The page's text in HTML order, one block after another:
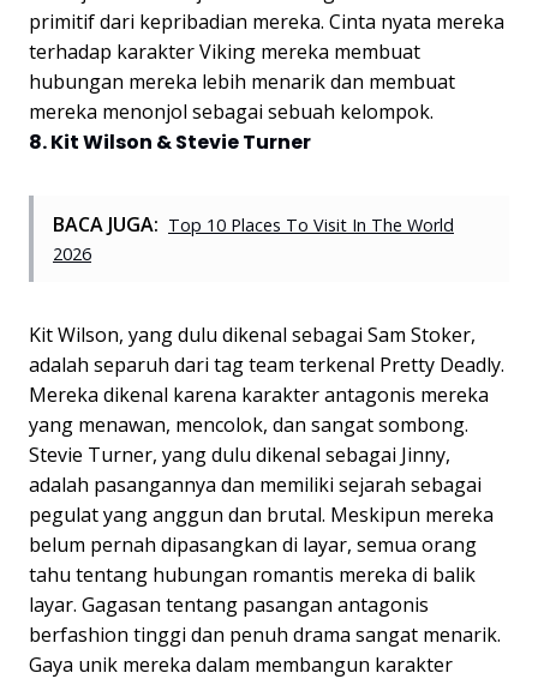
primitif dari kepribadian mereka. Cinta nyata mereka
terhadap karakter Viking mereka membuat
hubungan mereka lebih menarik dan membuat
mereka menonjol sebagai sebuah kelompok.
8. Kit Wilson & Stevie Turner
BACA JUGA: Top 10 Places To Visit In The World
2026
Kit Wilson, yang dulu dikenal sebagai Sam Stoker,
adalah separuh dari tag team terkenal Pretty Deadly.
Mereka dikenal karena karakter antagonis mereka
yang menawan, mencolok, dan sangat sombong.
Stevie Turner, yang dulu dikenal sebagai Jinny,
adalah pasangannya dan memiliki sejarah sebagai
pegulat yang anggun dan brutal. Meskipun mereka
belum pernah dipasangkan di layar, semua orang
tahu tentang hubungan romantis mereka di balik
layar. Gagasan tentang pasangan antagonis
berfashion tinggi dan penuh drama sangat menarik.
Gaya unik mereka dalam membangun karakter